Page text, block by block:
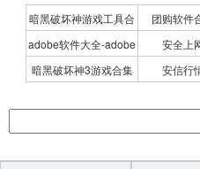
暗黑破坏神游戏工具合
集
团购软件
adobe软件大全-adobe
全系列软件下载-adobe
安全上
暗黑破坏神3游戏合集 安信行